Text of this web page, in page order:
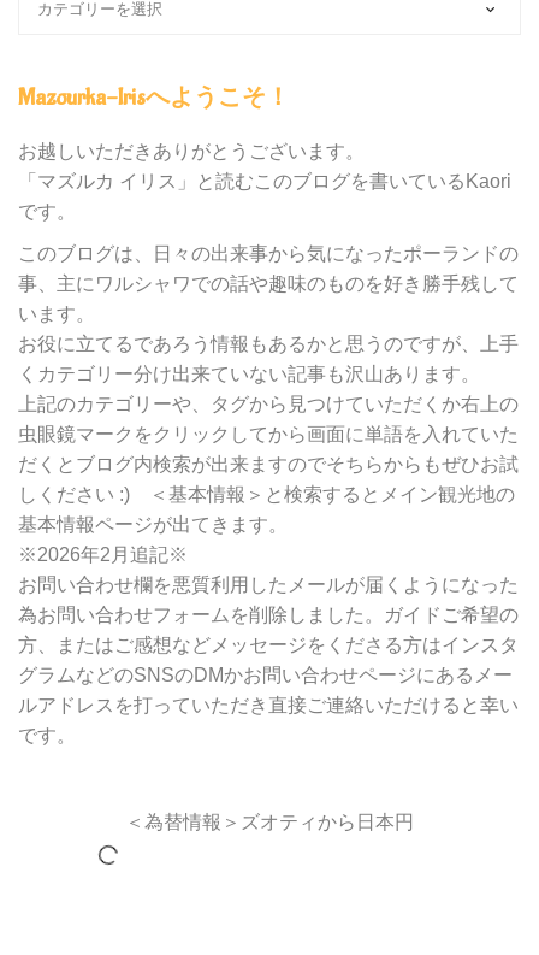
の
テ
ゴ
ー
別
検
索
Mazourka-Irisへようこそ！
お越しいただきありがとうございます。
「マズルカ イリス」と読むこのブログを書いているKaori
です。
このブログは、日々の出来事から気になったポーランドの
事、主にワルシャワでの話や趣味のものを好き勝手残して
います。
お役に立てるであろう情報もあるかと思うのですが、上手
くカテゴリー分け出来ていない記事も沢山あります。
上記のカテゴリーや、タグから見つけていただくか右上の
虫眼鏡マークをクリックしてから画面に単語を入れていた
だくとブログ内検索が出来ますのでそちらからもぜひお試
しください :) ＜基本情報＞と検索するとメイン観光地の
基本情報ページが出てきます。
※2026年2月追記※
お問い合わせ欄を悪質利用したメールが届くようになった
為お問い合わせフォームを削除しました。ガイドご希望の
方、またはご感想などメッセージをくださる方はインスタ
グラムなどのSNSのDMかお問い合わせページにあるメー
ルアドレスを打っていただき直接ご連絡いただけると幸い
です。
＜為替情報＞ズオティから日本円